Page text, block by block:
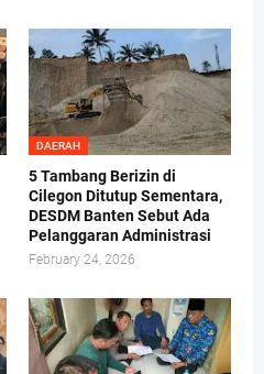
DAERAH
5 Tambang Berizin di
Cilegon Ditutup Sementara,
DESDM Banten Sebut Ada
Pelanggaran Administrasi
February 24, 2026